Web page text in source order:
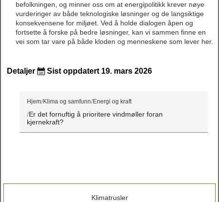
befolkningen, og minner oss om at energipolitikk krever nøye
vurderinger av både teknologiske løsninger og de langsiktige
konsekvensene for miljøet. Ved å holde dialogen åpen og
fortsette å forske på bedre løsninger, kan vi sammen finne en
vei som tar vare på både kloden og menneskene som lever her.
Detaljer Sist oppdatert 19. mars 2026
Hjem Klima og samfunn Energi og kraft
Er det fornuftig å prioritere vindmøller foran
kjernekraft?
Klimatrusler